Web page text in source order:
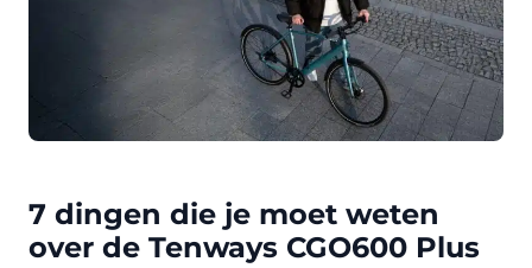
7 dingen die je moet weten
over de Tenways CGO600 Plus